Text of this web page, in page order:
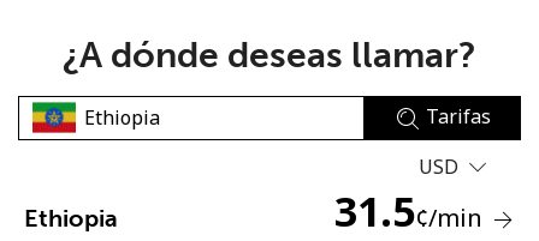
¿A dónde deseas llamar?
Tarifas
USD
Ethiopia 31.5¢/min